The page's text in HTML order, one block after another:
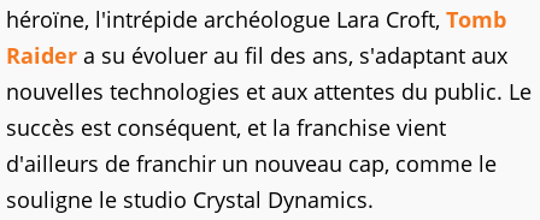
héroïne, l'intrépide archéologue Lara Croft, Tomb
Raider a su évoluer au fil des ans, s'adaptant aux
nouvelles technologies et aux attentes du public. Le
succès est conséquent, et la franchise vient
d'ailleurs de franchir un nouveau cap, comme le
souligne le studio Crystal Dynamics.